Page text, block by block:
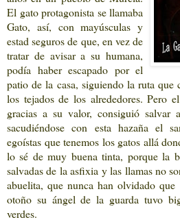
El gato protagonista se llamaba
Gato, así, con mayúsculas y
estad seguros de que, en vez de
tratar de avisar a su humana,
podía haber escapado por el
patio de la casa, siguiendo la ruta que
los tejados de los alrededores. Pero
gracias a su valor, consiguió salvar
sacudiéndose con esta hazaña el
egoístas que tenemos los gatos allá
lo sé de muy buena tinta, porque la
salvadas de la asfixia y las llamas no
abuelita, que nunca han olvidado
otoño su ángel de la guarda tuvo
verdes.